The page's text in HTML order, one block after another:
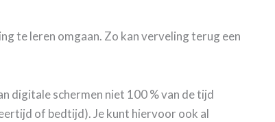
te leren omgaan. Zo kan verveling terug een
digitale schermen niet 100 % van de tijd
of bedtijd). Je kunt hiervoor ook al